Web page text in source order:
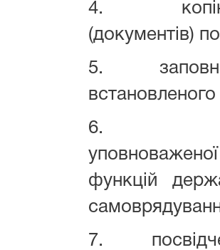
4. копію
(документів)
5.
6.
функцій
7.